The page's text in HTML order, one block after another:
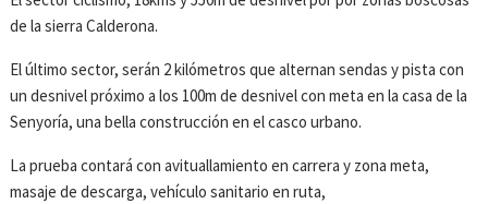
de la sierra Calderona.
El último sector, serán 2 kilómetros que alternan sendas y pista con
un desnivel próximo a los 100m de desnivel con meta en la casa de la
Senyoría, una bella construcción en el casco urbano.
La prueba contará con avituallamiento en carrera y zona meta,
masaje de descarga, vehículo sanitario en ruta,